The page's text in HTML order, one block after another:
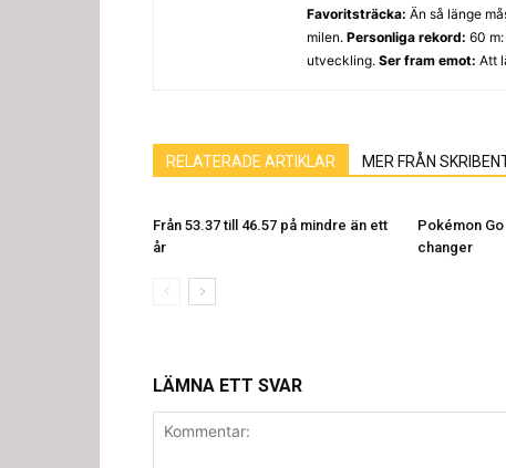
Favoritsträcka: Än så länge
milen. Personliga rekord: 60 m:
utveckling. Ser fram emot: Att
RELATERADE ARTIKLAR MER FRÅN
Från 53.37 till 46.57 på mindre än ett
år
Pokémon
changer
LÄMNA ETT SVAR